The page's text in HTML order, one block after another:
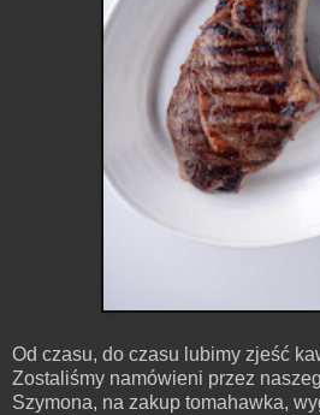
Od czasu, do czasu lubimy zjeść
Zostaliśmy namówieni przez
Szymona, na zakup tomahawka,